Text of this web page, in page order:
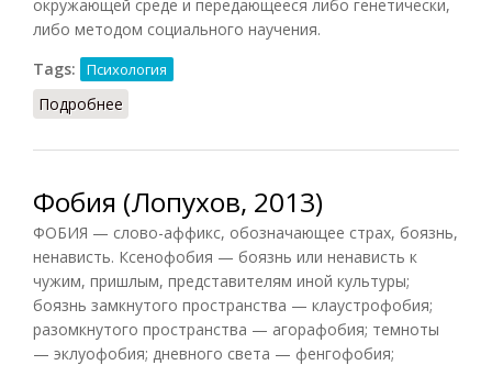
окружающей среде и передающееся либо генетически,
либо методом социального научения.
Tags:
Психология
Подробнее
Фобия (Лопухов, 2013)
ФОБИЯ — слово-аффикс, обозначающее страх, боязнь,
ненависть. Ксенофобия — боязнь или ненависть к
чужим, пришлым, представителям иной культуры;
боязнь замкнутого пространства — клаустрофобия;
разомкнутого пространства — агорафобия; темноты
— эклуофобия; дневного света — фенгофобия;